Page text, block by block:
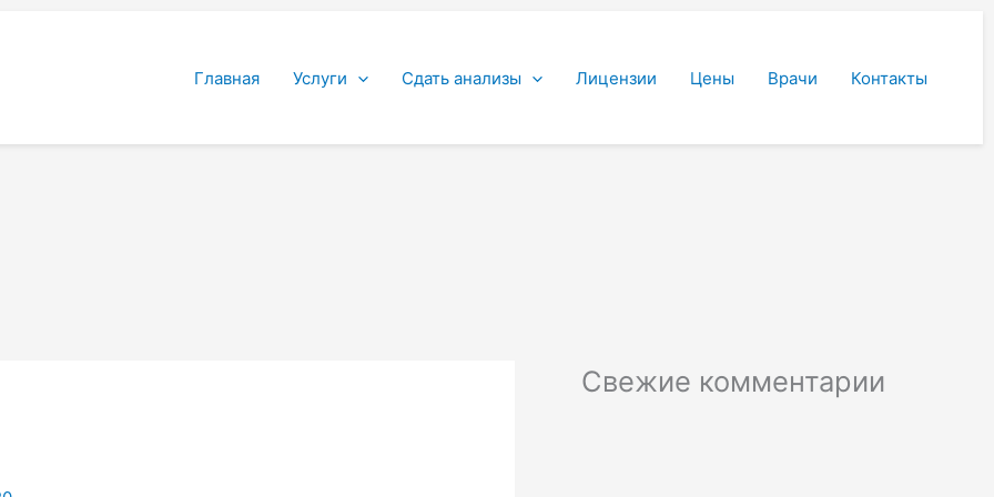
Главная Услуги Сдать анализы Лицензии Цены Врачи Контакты
Свежие комментарии